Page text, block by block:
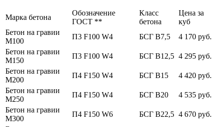
Марка бетона
Обозначение
ГОСТ **
Класс
бетона
Цена за
куб
Бетон на гравии
М100
П3 F100 W4 БСГ В7,5
4 170 руб.
Бетон на гравии
М150
П3 F100 W4 БСГ В12,5 4 295 руб.
Бетон на гравии
М200
П4 F150 W4 БСГ В15
4 420 руб.
Бетон на гравии
М250
П4 F150 W4 БСГ В20
4 535 руб.
Бетон на гравии
М300
П4 F150 W6 БСГ В22,5 4 670 руб.